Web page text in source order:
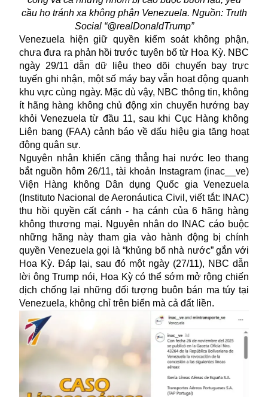
cầu họ tránh xa không phận Venezuela. Nguồn: Truth
Social “@realDonaldTrump”
Venezuela hiện giữ quyền kiểm soát không phận,
chưa đưa ra phản hồi trước tuyên bố từ Hoa Kỳ. NBC
ngày 29/11 dẫn dữ liệu theo dõi chuyến bay trực
tuyến ghi nhận, một số máy bay vẫn hoạt động quanh
khu vực cùng ngày. Mặc dù vậy, NBC thông tin, không
ít hãng hàng không chủ động xin chuyển hướng bay
khỏi Venezuela từ đầu 11, sau khi Cục Hàng không
Liên bang (FAA) cảnh báo về dấu hiệu gia tăng hoạt
động quân sự.
Nguyên nhân khiến căng thẳng hai nước leo thang
bắt nguồn hôm 26/11, tài khoản Instagram (inac__ve)
Viện Hàng không Dân dụng Quốc gia Venezuela
(Instituto Nacional de Aeronáutica Civil, viết tắt: INAC)
thu hồi quyền cất cánh - hạ cánh của 6 hãng hàng
không thương mại. Nguyên nhân do INAC cáo buộc
những hãng này tham gia vào hành động bị chính
quyền Venezuela gọi là “khủng bố nhà nước” gắn với
Hoa Kỳ. Đáp lại, sau đó một ngày (27/11), NBC dẫn
lời ông Trump nói, Hoa Kỳ có thể sớm mở rộng chiến
dịch chống lại những đối tượng buôn bán ma túy tại
Venezuela, không chỉ trên biển mà cả đất liền.